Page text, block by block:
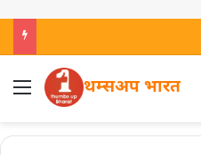
थम्सअप भारत